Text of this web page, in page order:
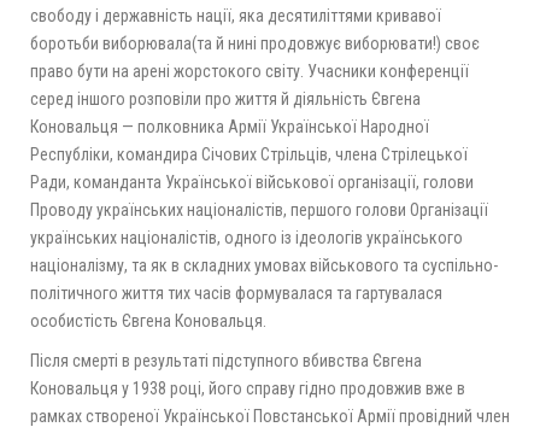
свободу і державність нації, яка десятиліттями кривавої
боротьби виборювала(та й нині продовжує виборювати!) своє
право бути на арені жорстокого світу. Учасники конференції
серед іншого розповіли про життя й діяльність Євгена
Коновальця — полковника Армії Української Народної
Республіки, командира Січових Стрільців, члена Стрілецької
Ради, команданта Української військової організації, голови
Проводу українських націоналістів, першого голови Організації
українських націоналістів, одного із ідеологів українського
націоналізму, та як в складних умовах військового та суспільно-
політичного життя тих часів формувалася та гартувалася
особистість Євгена Коновальця.
Після смерті в результаті підступного вбивства Євгена
Коновальця у 1938 році, його справу гідно продовжив вже в
рамках створеної Української Повстанської Армії провідний член